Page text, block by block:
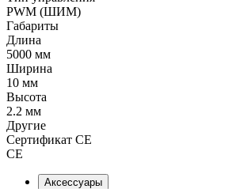
PWM (ШИМ)
Габариты
Длина
5000 мм
Ширина
10 мм
Высота
2.2 мм
Другие
Сертификат CE
CE
Аксессуары